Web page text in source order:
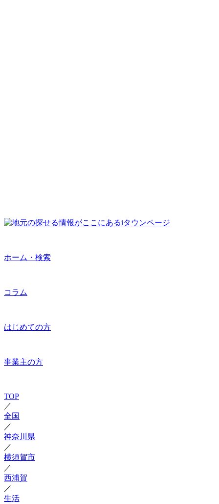
ホーム・検索
コラム
はじめての方
事業主の方
TOP
／
全国
／
神奈川県
／
横須賀市
／
西浦賀
／
生活